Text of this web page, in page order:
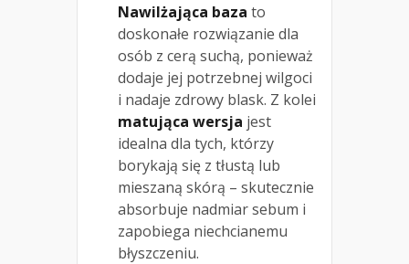
Nawilżająca baza to
doskonałe rozwiązanie dla
osób z cerą suchą, ponieważ
dodaje jej potrzebnej wilgoci
i nadaje zdrowy blask. Z kolei
matująca wersja jest
idealna dla tych, którzy
borykają się z tłustą lub
mieszaną skórą – skutecznie
absorbuje nadmiar sebum i
zapobiega niechcianemu
błyszczeniu.